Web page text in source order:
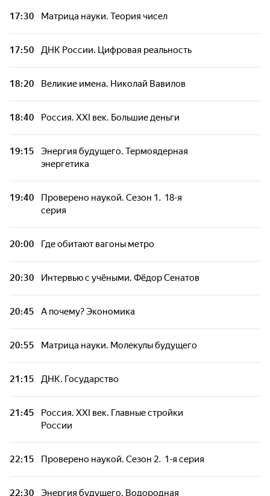
17:30 Матрица науки. Теория чисел
17:50 ДНК России. Цифровая реальность
18:20 Великие имена. Николай Вавилов
18:40 Россия. XXI век. Большие деньги
19:15
Энергия будущего. Термоядерная
энергетика
19:40
Проверено наукой. Сезон 1. 18-я
серия
20:00 Где обитают вагоны метро
20:30 Интервью с учёными. Фёдор Сенатов
20:45 А почему? Экономика
20:55 Матрица науки. Молекулы будущего
21:15 ДНК. Государство
21:45
Россия. XXI век. Главные стройки
России
22:15 Проверено наукой. Сезон 2. 1-я серия
22:30
Энергия будущего. Водородная